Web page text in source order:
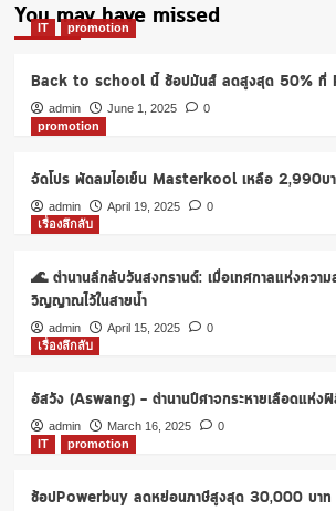
You may have missed
IT promotion
Back to school นี้ ช้อปมันส์ ลดสูงสุด 50% ที่
admin June 1, 2025
0
promotion
จัดโปร พัดลมไอเย็น Masterkool เหลือ 2,990บ
admin April 19, 2025
0
เรื่องลึกลับ
🌊 ตำนานลึกลับวันสงกรานต์: เมื่อเทศกาลแห่งความ
วิญญาณไว้ในสายน้ำ
admin April 15, 2025
0
เรื่องลึกลับ
อัสวัง (Aswang) – ตำนานปีศาจกระหายเลือดแห่ง
admin March 16, 2025
0
IT
promotion
ช้อปPowerbuy ลดหย่อนภาษีสูงสุด 30,000 บาท